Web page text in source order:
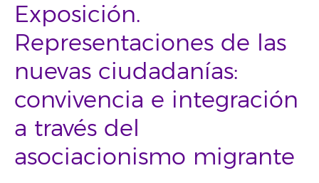
Exposición.
Representaciones de las
nuevas ciudadanías:
convivencia e integración
a través del
asociacionismo migrante